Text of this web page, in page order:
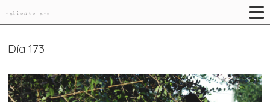
valiente ave
Día 173